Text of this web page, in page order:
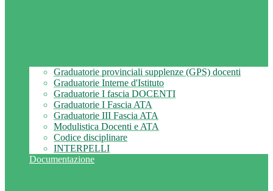
Graduatorie provinciali supplenze (GPS) docenti
Graduatorie Interne d'Istituto
Graduatorie I fascia DOCENTI
Graduatorie I Fascia ATA
Graduatorie III Fascia ATA
Modulistica Docenti e ATA
Codice disciplinare
INTERPELLI
Documentazione